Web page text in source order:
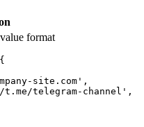
format
site.com',
telegram-channel',